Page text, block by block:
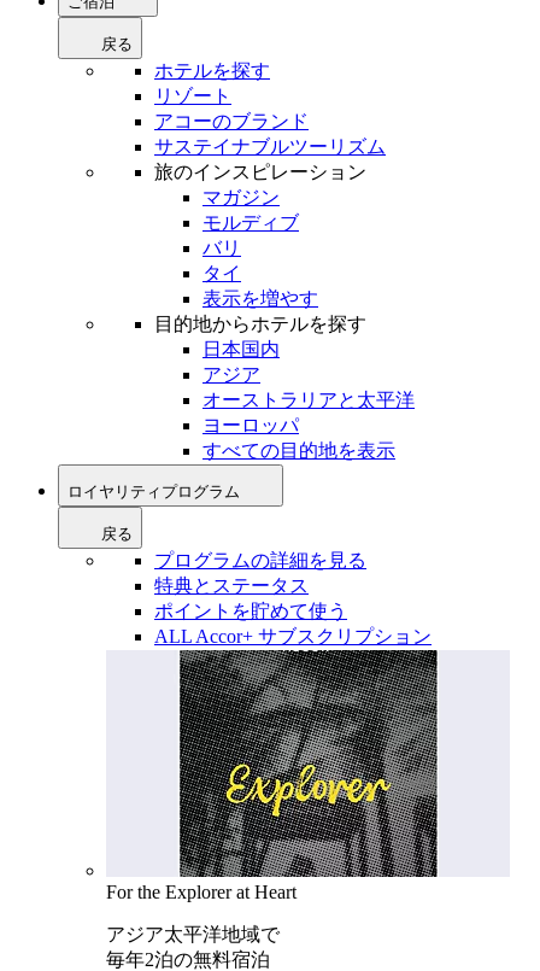
戻る
ホテルを探す
リゾート
アコーのブランド
サステイナブルツーリズム
旅のインスピレーション
マガジン
モルディブ
バリ
タイ
表示を増やす
目的地からホテルを探す
日本国内
アジア
オーストラリアと太平洋
ヨーロッパ
すべての目的地を表示
ロイヤリティプログラム
戻る
プログラムの詳細を見る
特典とステータス
ポイントを貯めて使う
ALL Accor+ サブスクリプション
For the Explorer at Heart
アジア太平洋地域で
毎年2泊の無料宿泊